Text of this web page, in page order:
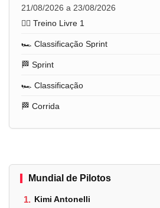
21/08/2026 a 23/08/2026
🏋️‍♂️ Treino Livre 1
🏎️ Classificação Sprint
🏁 Sprint
🏎️ Classificação
🏁 Corrida
Mundial de Pilotos
1. Kimi Antonelli